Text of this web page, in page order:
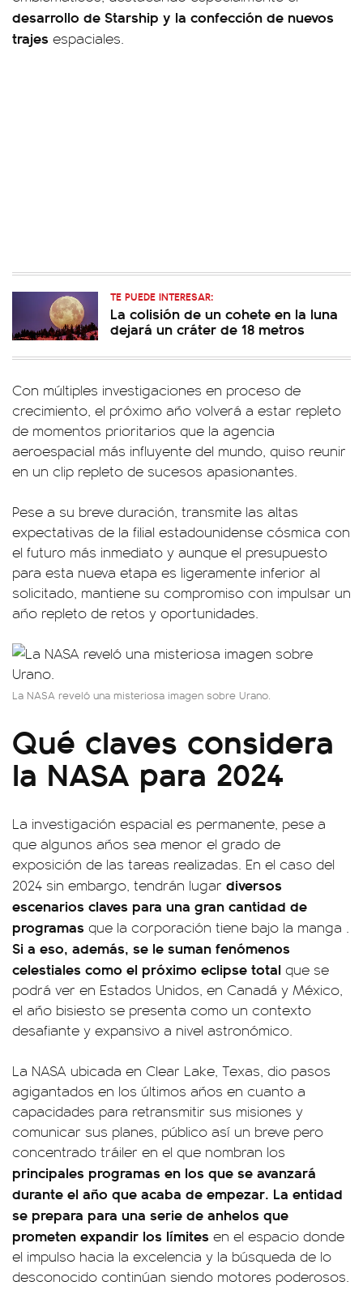
desarrollo de Starship y la confección de nuevos
trajes espaciales.
TE PUEDE INTERESAR:
La colisión de un cohete en la luna
dejará un cráter de 18 metros
Con múltiples investigaciones en proceso de
crecimiento, el próximo año volverá a estar repleto
de momentos prioritarios que la agencia
aeroespacial más influyente del mundo, quiso reunir
en un clip repleto de sucesos apasionantes.
Pese a su breve duración, transmite las altas
expectativas de la filial estadounidense cósmica con
el futuro más inmediato y aunque el presupuesto
para esta nueva etapa es ligeramente inferior al
solicitado, mantiene su compromiso con impulsar un
año repleto de retos y oportunidades.
La NASA reveló una misteriosa imagen sobre Urano.
Qué claves considera
la NASA para 2024
La investigación espacial es permanente, pese a
que algunos años sea menor el grado de
exposición de las tareas realizadas. En el caso del
2024 sin embargo, tendrán lugar diversos
escenarios claves para una gran cantidad de
programas que la corporación tiene bajo la manga .
Si a eso, además, se le suman fenómenos
celestiales como el próximo eclipse total que se
podrá ver en Estados Unidos, en Canadá y México,
el año bisiesto se presenta como un contexto
desafiante y expansivo a nivel astronómico.
La NASA ubicada en Clear Lake, Texas, dio pasos
agigantados en los últimos años en cuanto a
capacidades para retransmitir sus misiones y
comunicar sus planes, público así un breve pero
concentrado tráiler en el que nombran los
principales programas en los que se avanzará
durante el año que acaba de empezar. La entidad
se prepara para una serie de anhelos que
prometen expandir los límites en el espacio donde
el impulso hacia la excelencia y la búsqueda de lo
desconocido continúan siendo motores poderosos.